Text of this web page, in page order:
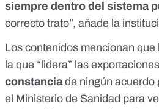
siempre dentro del sistema
correcto trato”, añade la
Los contenidos mencionan
la que “lidera” las
constanciade ningún acuerdo
el Ministerio de Sanidad para